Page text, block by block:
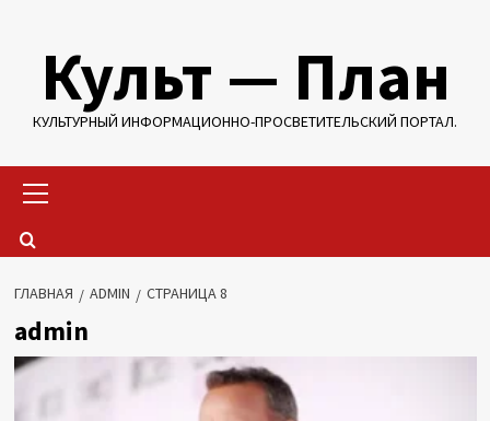
содержимому
Культ — План
КУЛЬТУРНЫЙ ИНФОРМАЦИОННО-ПРОСВЕТИТЕЛЬСКИЙ ПОРТАЛ.
меню
ГЛАВНАЯ ADMIN СТРАНИЦА 8
admin